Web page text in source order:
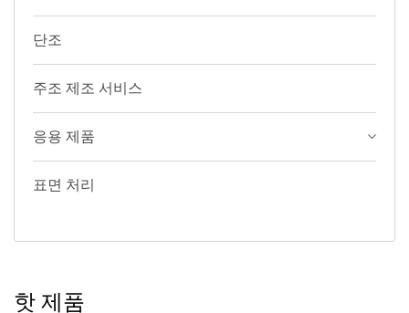
단조
주조 제조 서비스
응용 제품
표면 처리
핫 제품